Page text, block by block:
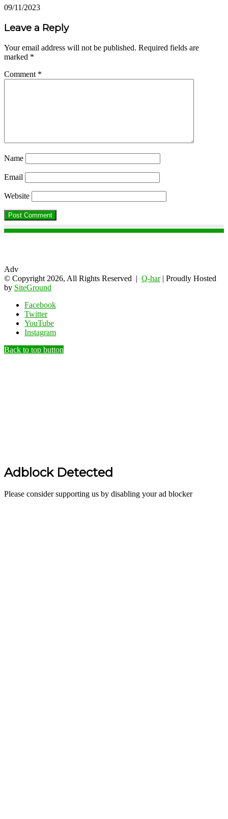
09/11/2023
Leave a Reply
Your email address will not be published. Required fields are
marked *
Comment *
Name
Email
Website
Adv
© Copyright 2026, All Rights Reserved | Q-har| Proudly Hosted
by SiteGround
Facebook
Twitter
YouTube
Instagram
Back to top button
Adblock Detected
Please consider supporting us by disabling your ad blocker